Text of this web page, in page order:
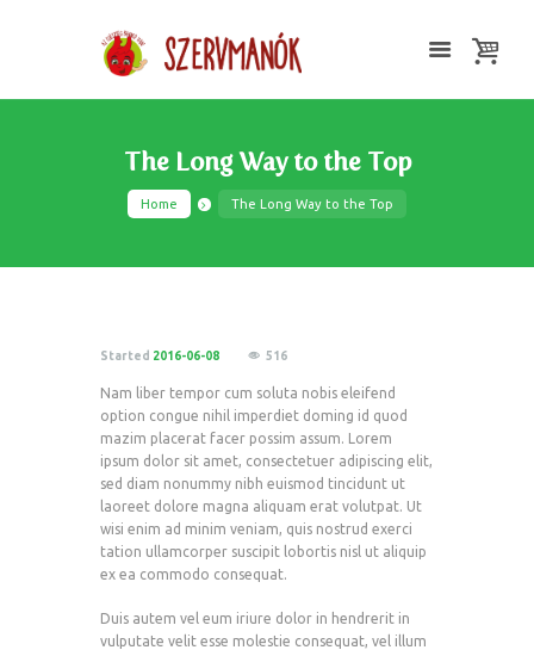
The Long Way to the Top
Home The Long Way to the Top
Started 2016-06-08 516
Nam liber tempor cum soluta nobis eleifend
option congue nihil imperdiet doming id quod
mazim placerat facer possim assum. Lorem
ipsum dolor sit amet, consectetuer adipiscing elit,
sed diam nonummy nibh euismod tincidunt ut
laoreet dolore magna aliquam erat volutpat. Ut
wisi enim ad minim veniam, quis nostrud exerci
tation ullamcorper suscipit lobortis nisl ut aliquip
ex ea commodo consequat.
Duis autem vel eum iriure dolor in hendrerit in
vulputate velit esse molestie consequat, vel illum